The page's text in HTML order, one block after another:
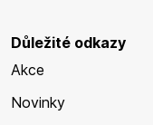
Důležité odkazy
Akce
Novinky